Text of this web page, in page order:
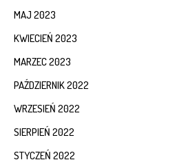
MAJ 2023
KWIECIEŃ 2023
MARZEC 2023
PAŹDZIERNIK 2022
WRZESIEŃ 2022
SIERPIEŃ 2022
STYCZEŃ 2022